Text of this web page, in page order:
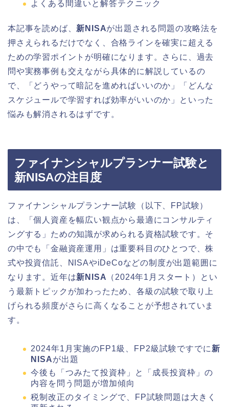
よくある間違いと解答テクニック
本記事を読めば、 新NISAが出題される問題の攻略法を
押さえられるだけでなく、合格ラインを確実に超える
ための学習ポイントが明確になります。さらに、過去
問や実務事例も交えながら具体的に解説しているの
で、「どうやって暗記を進めればいいのか」「どんな
スケジュールで学習すれば効率がいいのか」といった
悩みも解消されるはずです。
ファイナンシャルプランナー試験と
新NISAの注目度
ファイナンシャルプランナー試験（以下、FP試験）
は、「個人資産を幅広い観点から最適にコンサルティ
ングする」ための知識が求められる資格試験です。そ
の中でも「金融資産運用」は重要科目のひとつで、株
式や投資信託、NISAやiDeCoなどの制度が出題範囲に
なります。近年は新NISA （2024年1月スタート）とい
う最新トピックが加わったため、各級の試験で取り上
げられる頻度がさらに高くなることが予想されていま
す。
2024年1月実施のFP1級、FP2級試験ですでに 新
NISAが出題
今後も「つみたて投資枠」と「成長投資枠」の
内容を問う問題が増加傾向
税制改正のタイミングで、FP試験問題は大きく